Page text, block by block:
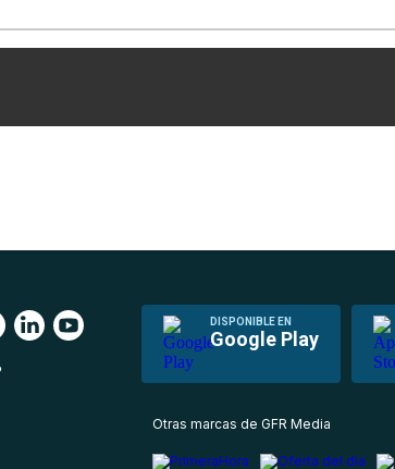
DISPONIBLE EN
Google Play
Otras marcas de GFR Media